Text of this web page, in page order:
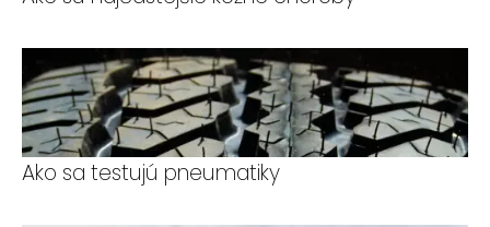
Ako sa testujú pneumatiky